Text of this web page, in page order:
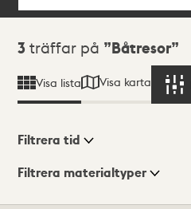
Sökresultat
3 träffar på Båtresor
Visa lista Visa karta
Visningsläge
Filtrera tid
Filtrera materialtyper